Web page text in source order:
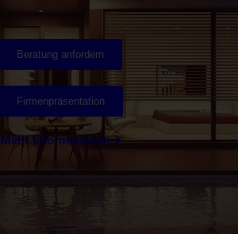
Beratung anfordern
Firmenpräsentation
Mehr Informationen